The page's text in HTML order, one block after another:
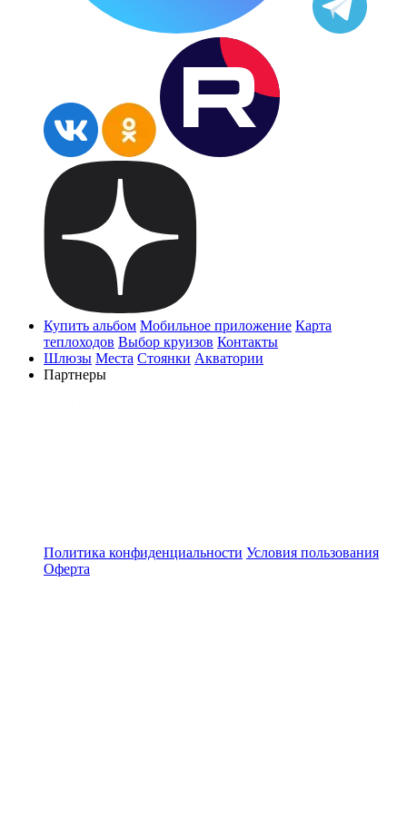
Купить альбом Мобильное приложение Карта
теплоходов Выбор круизов Контакты
Шлюзы Места Стоянки Акватории
Партнеры
Политика конфиденциальности Условия пользования
Оферта